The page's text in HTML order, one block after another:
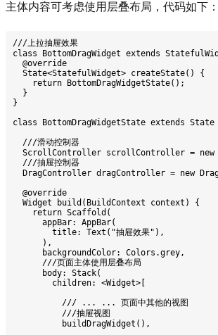
主体内容可考虑使用层叠布局，代码如下：
///上拉抽屉效果
class BottomDragWidget extends
  @override
  State<StatefulWidget> createState() {
    return BottomDragWidgetState();
  }
}
class BottomDragWidgetState extends
  ///滑动控制器
ScrollController scrollController = new
  ///抽屉控制器
DragController dragController = new
  @override
  Widget build(BuildContext context) {
    return Scaffold(
      appBar: AppBar(
        title: Text("抽屉效果"),
      ),
      backgroundColor: Colors.grey,
      ///页面主体使用层叠布局
      body: Stack(
        children: <Widget>[
          /// ... ... 页面中其他的视图
          ///抽屉视图
          buildDragWidget(),